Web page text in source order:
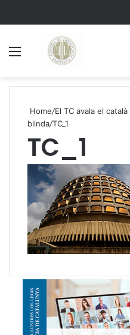
Home/El TC avala el
blinda/TC_1
TC_1